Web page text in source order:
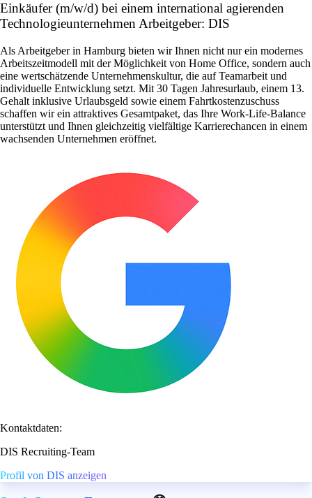
Einkäufer (m/w/d) bei einem international agierenden
Technologieunternehmen Arbeitgeber: DIS
Als Arbeitgeber in Hamburg bieten wir Ihnen nicht nur ein modernes
Arbeitszeitmodell mit der Möglichkeit von Home Office, sondern auch
eine wertschätzende Unternehmenskultur, die auf Teamarbeit und
individuelle Entwicklung setzt. Mit 30 Tagen Jahresurlaub, einem 13.
Gehalt inklusive Urlaubsgeld sowie einem Fahrtkostenzuschuss
schaffen wir ein attraktives Gesamtpaket, das Ihre Work-Life-Balance
unterstützt und Ihnen gleichzeitig vielfältige Karrierechancen in einem
wachsenden Unternehmen eröffnet.
Kontaktdaten:
DIS Recruiting-Team
Profil von DIS anzeigen